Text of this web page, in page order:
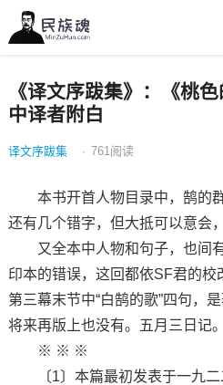
《译文序跋集》：《桃
中译者附白
译文序跋集 · 761 阅读
本书开首人物目录中，鹄的群
还有几个错字，但大抵可以意会
又全本中人物和句子，也间有
印本的错误，这回都依SF君的校
第三幕末节中“白鹄的歌”四句，
将来再版上也没有。五月三日记。
※ ※ ※
〔1〕本篇最初发表于一九二